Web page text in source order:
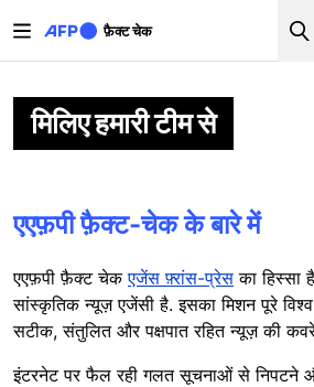
फ़ैक्ट चेक
मिलिए हमारी टीम से
एएफ़पी फ़ैक्ट-चेक के बारे में
एएफ़पी फ़ैक्ट चेकएजेंस फ़्रांस-प्रेस का हिस्सा
सांस्कृतिक न्यूज़ एजेंसी है. इसका मिशन पूरे
सटीक, संतुलित और पक्षपात रहित न्यूज़ की
इंटरनेट पर फैल रही गलत सूचनाओं से निपटने